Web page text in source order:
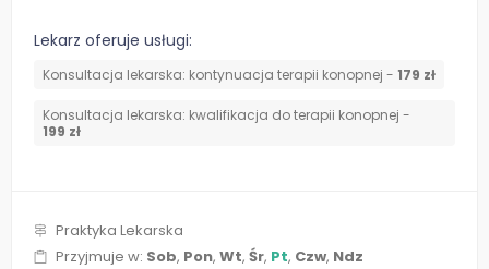
Lekarz oferuje usługi:
Konsultacja lekarska: kontynuacja terapii konopnej - 179 zł
Konsultacja lekarska: kwalifikacja do terapii konopnej -
199 zł
Praktyka Lekarska
Przyjmuje w: Sob, Pon, Wt, Śr, Pt, Czw, Ndz